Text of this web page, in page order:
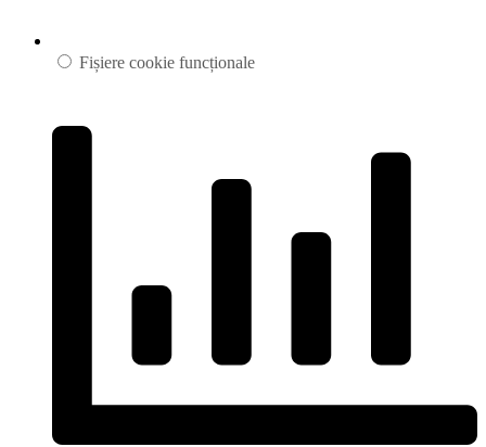
Fișiere cookie funcționale